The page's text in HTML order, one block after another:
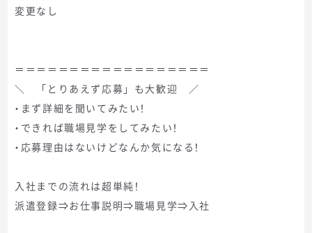
変更なし
＝＝＝＝＝＝＝＝＝＝＝＝＝＝＝＝＝＝
＼ 「とりあえず応募」も大歓迎 ／
・まず詳細を聞いてみたい！
・できれば職場見学をしてみたい！
・応募理由はないけどなんか気になる！
入社までの流れは超単純！
派遣登録⇒お仕事説明⇒職場見学⇒入社